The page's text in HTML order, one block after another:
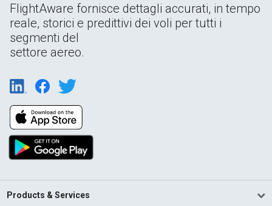
FlightAware fornisce dettagli accurati, in tempo
reale, storici e predittivi dei voli per tutti i
segmenti del
settore aereo.
Products & Services